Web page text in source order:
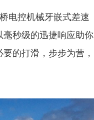
电控机械牙嵌式差速
秒级的迅捷响应助你
的打滑，步步为营，